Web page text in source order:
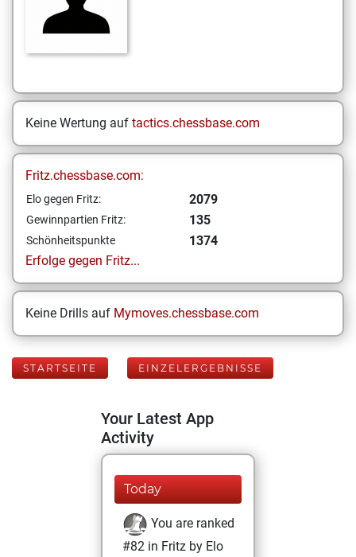
Keine Wertung auf tactics.chessbase.com
Fritz.chessbase.com:
Elo gegen Fritz: 2079
Gewinnpartien Fritz: 135
Schönheitspunkte
1374
Erfolge gegen Fritz...
Keine Drills auf Mymoves.chessbase.com
STARTSEITE EINZELERGEBNISSE
Your Latest App
Activity
Today
You are ranked
#82 in Fritz by Elo